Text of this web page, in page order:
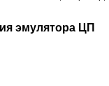
эмулятора ЦП